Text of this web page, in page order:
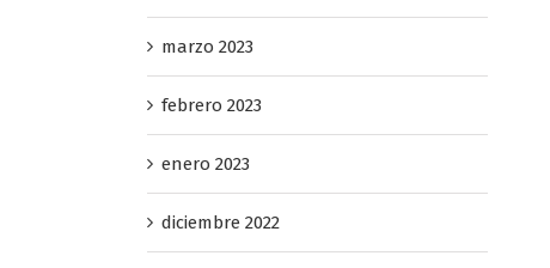
marzo 2023
febrero 2023
enero 2023
diciembre 2022